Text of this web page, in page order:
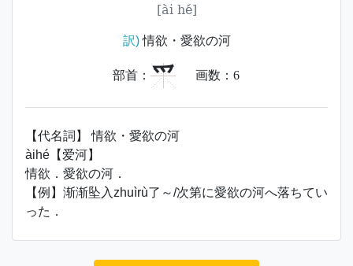
[ài hé]
訳)情欲・愛欲の河
部首： 爫 画数： 6
【代名詞】 情欲・愛欲の河
àihé【爱河】
情欲．愛欲の河．
【例】渐渐坠入zhuìrù了～/次第に愛欲の河へ落ちてい
った．